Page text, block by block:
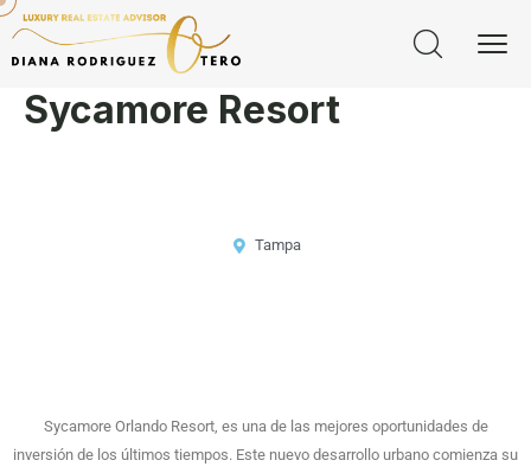
Sycamore Resort
Tampa
Sycamore Orlando Resort, es una de las mejores oportunidades de
inversión de los últimos tiempos. Este nuevo desarrollo urbano comienza su